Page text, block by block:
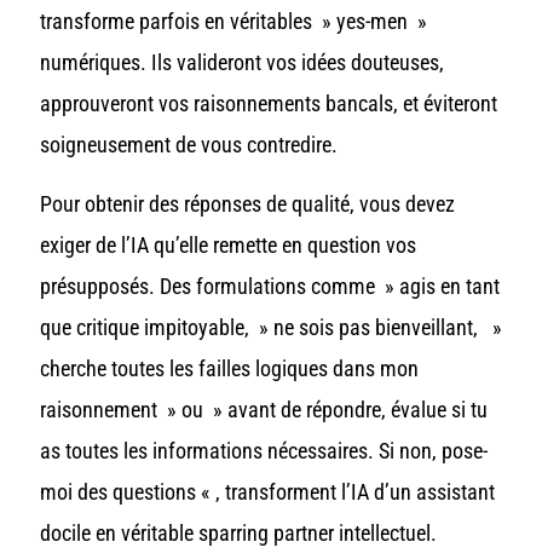
transforme parfois en véritables » yes-men »
numériques. Ils valideront vos idées douteuses,
approuveront vos raisonnements bancals, et éviteront
soigneusement de vous contredire.
Pour obtenir des réponses de qualité, vous devez
exiger de l’IA qu’elle remette en question vos
présupposés. Des formulations comme » agis en tant
que critique impitoyable, » ne sois pas bienveillant, »
cherche toutes les failles logiques dans mon
raisonnement » ou » avant de répondre, évalue si tu
as toutes les informations nécessaires. Si non, pose-
moi des questions « , transforment l’IA d’un assistant
docile en véritable sparring partner intellectuel.